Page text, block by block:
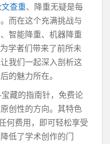
查重、降重无疑是每
而在这个充满挑战与
智能降重、机器降重
学者们带来了前所未
我们一起深入剖析这
的魅力所在。
藏的指南针，免费论
创性的方向。其特色
何费用，即可轻松享受
低了学术创作的门